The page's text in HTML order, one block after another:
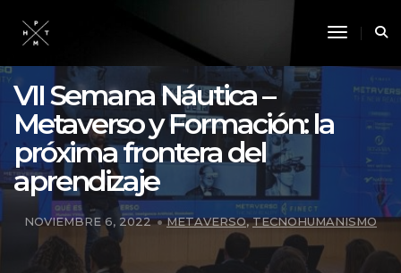
Toggle
VII Semana Náutica –
Metaverso y Formación: la
próxima frontera del
aprendizaje
NOVIEMBRE 6, 2022 METAVERSO,TECNOHUMANISMO